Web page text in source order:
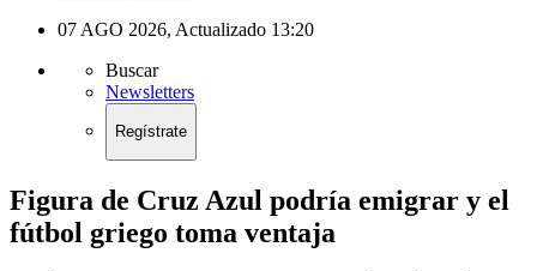
07 AGO 2026, Actualizado 13:20
Buscar
Newsletters
Regístrate
Figura de Cruz Azul podría emigrar y el
fútbol griego toma ventaja